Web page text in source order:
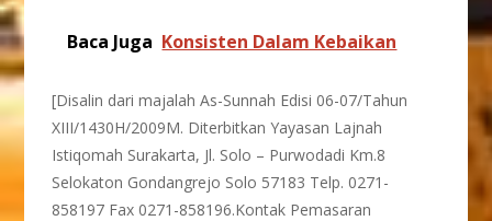
Baca Juga Konsisten Dalam Kebaikan
[Disalin dari majalah As-Sunnah Edisi 06-07/Tahun
XIII/1430H/2009M. Diterbitkan Yayasan Lajnah
Istiqomah Surakarta, Jl. Solo – Purwodadi Km.8
Selokaton Gondangrejo Solo 57183 Telp. 0271-
858197 Fax 0271-858196.Kontak Pemasaran